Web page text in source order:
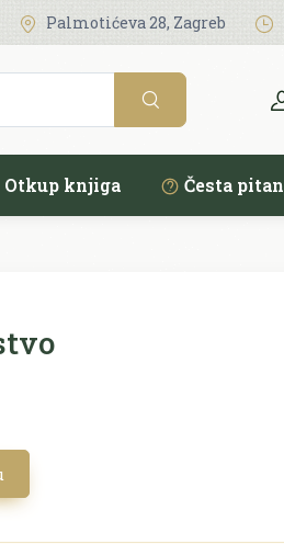
Palmotićeva 28, Zagreb
Otkup knjiga Česta